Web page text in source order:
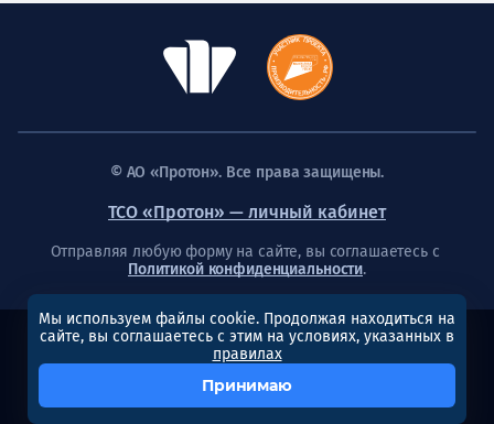
© АО «Протон». Все права защищены.
ТСО «Протон» — личный кабинет
Отправляя любую форму на сайте, вы соглашаетесь с
Политикой конфиденциальности.
Создание сайта
Мы используем файлы cookie. Продолжая находиться на
сайте, вы соглашаетесь с этим на условиях, указанных в
правилах
Принимаю